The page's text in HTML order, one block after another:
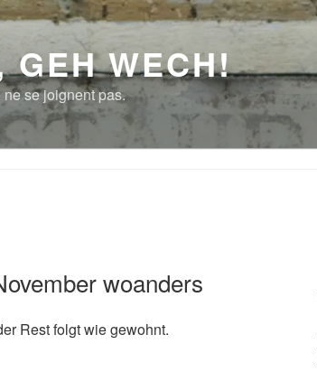
GEH WECH!
se joignent pas.
woanders
Rest folgt wie gewohnt.